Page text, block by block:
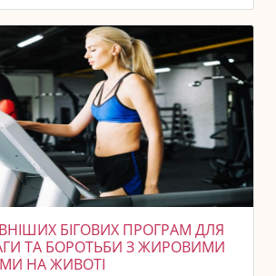
БІГОВИХ ПРОГРАМ ДЛЯ
ТА БОРОТЬБИ З ЖИРОВИМИ
НА ЖИВОТІ